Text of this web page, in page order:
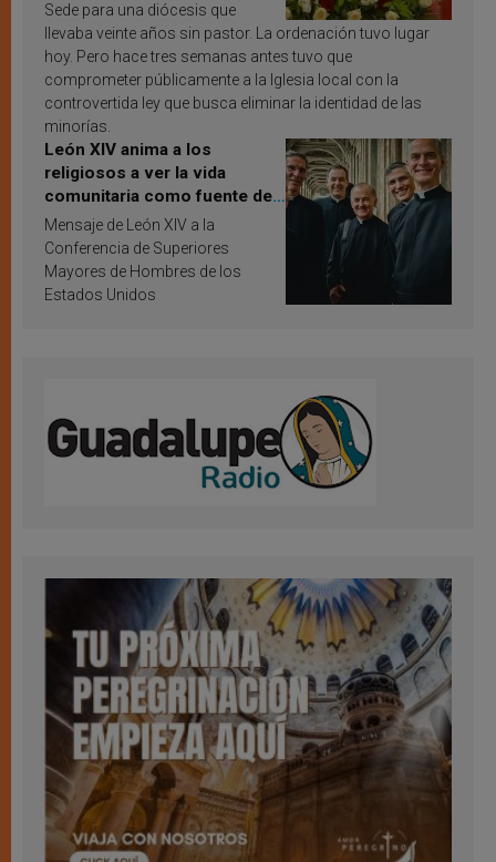
Sede para una diócesis que
llevaba veinte años sin pastor. La ordenación tuvo lugar
hoy. Pero hace tres semanas antes tuvo que
comprometer públicamente a la Iglesia local con la
controvertida ley que busca eliminar la identidad de las
minorías.
León XIV anima a los
religiosos a ver la vida
comunitaria como fuente de
inspiración y santificación
Mensaje de León XIV a la
Conferencia de Superiores
Mayores de Hombres de los
Estados Unidos